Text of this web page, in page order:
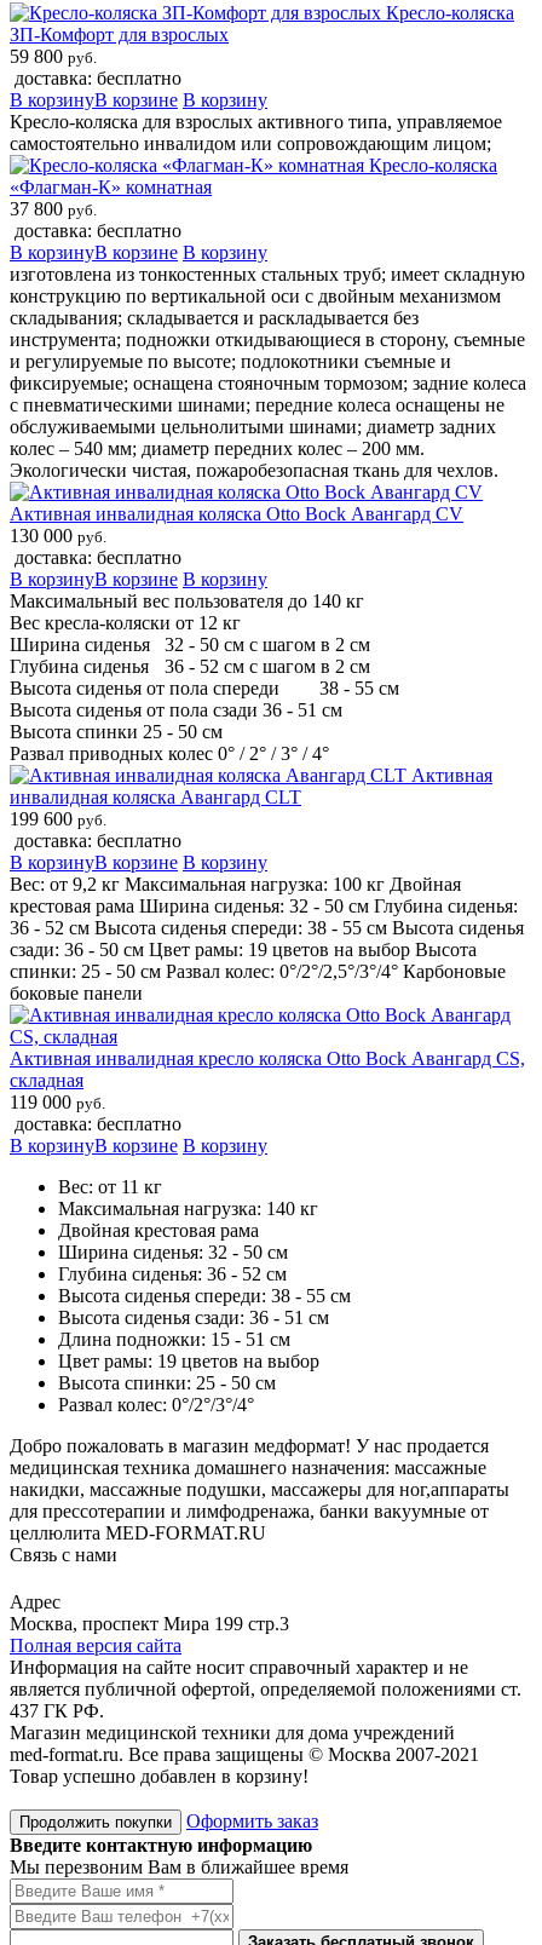
Кресло-коляска
ЗП-Комфорт для взрослых
59 800 руб.
доставка: бесплатно
В корзинуВ корзине В корзину
Кресло-коляска для взрослых активного типа, управляемое
самостоятельно инвалидом или сопровождающим лицом;
Кресло-коляска
«Флагман-К» комнатная
37 800 руб.
доставка: бесплатно
В корзинуВ корзине В корзину
изготовлена из тонкостенных стальных труб; имеет складную
конструкцию по вертикальной оси с двойным механизмом
складывания; складывается и раскладывается без
инструмента; подножки откидывающиеся в сторону, съемные
и регулируемые по высоте; подлокотники съемные и
фиксируемые; оснащена стояночным тормозом; задние колеса
с пневматическими шинами; передние колеса оснащены не
обслуживаемыми цельнолитыми шинами; диаметр задних
колес – 540 мм; диаметр передних колес – 200 мм.
Экологически чистая, пожаробезопасная ткань для чехлов.
Активная инвалидная коляска Otto Bock Авангард CV
130 000 руб.
доставка: бесплатно
В корзинуВ корзине В корзину
Максимальный вес пользователя до 140 кг
Вес кресла-коляски от 12 кг
Ширина сиденья
32 - 50 см с шагом в 2 см
Глубина сиденья
36 - 52 см с шагом в 2 см
Высота сиденья от пола спереди
38 - 55 см
Высота сиденья от пола сзади 36 - 51 см
Высота спинки 25 - 50 см
Развал приводных колес 0° / 2° / 3° / 4°
Активная
инвалидная коляска Авангард CLT
199 600 руб.
доставка: бесплатно
В корзинуВ корзине В корзину
Вес: от 9,2 кг Максимальная нагрузка: 100 кг Двойная
крестовая рама Ширина сиденья: 32 - 50 см Глубина сиденья:
36 - 52 см Высота сиденья спереди: 38 - 55 см Высота сиденья
сзади: 36 - 50 см Цвет рамы: 19 цветов на выбор Высота
спинки: 25 - 50 см Развал колес: 0°/2°/2,5°/3°/4° Карбоновые
боковые панели
Активная инвалидная кресло коляска Otto Bock Авангард CS,
складная
119 000 руб.
доставка: бесплатно
В корзинуВ корзине В корзину
Вес: от 11 кг
Максимальная нагрузка: 140 кг
Двойная крестовая рама
Ширина сиденья: 32 - 50 см
Глубина сиденья: 36 - 52 см
Высота сиденья спереди: 38 - 55 см
Высота сиденья сзади: 36 - 51 см
Длина подножки: 15 - 51 см
Цвет рамы: 19 цветов на выбор
Высота спинки: 25 - 50 см
Развал колес: 0°/2°/3°/4°
Добро пожаловать в магазин медформат! У нас продается
медицинская техника домашнего назначения: массажные
накидки, массажные подушки, массажеры для ног,аппараты
для прессотерапии и лимфодренажа, банки вакуумные от
целлюлита MED-FORMAT.RU
Связь с нами
Адрес
Москва, проспект Мира 199 стр.3
Полная версия сайта
Информация на сайте носит справочный характер и не
является публичной офертой, определяемой положениями ст.
437 ГК РФ.
Магазин медицинской техники для дома учреждений
med-format.ru. Все права защищены © Москва 2007-2021
Товар успешно добавлен в корзину!
Продолжить покупки
Оформить заказ
Введите контактную информацию
Мы перезвоним Вам в ближайшее время